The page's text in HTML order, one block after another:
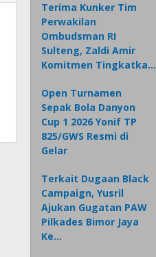
Terima Kunker Tim
Perwakilan
Ombudsman RI
Sulteng, Zaldi Amir
Komitmen Tingkatka…
Open Turnamen
Sepak Bola Danyon
Cup 1 2026 Yonif TP
825/GWS Resmi di
Gelar
Terkait Dugaan Black
Campaign, Yusril
Ajukan Gugatan PAW
Pilkades Bimor Jaya
Ke…